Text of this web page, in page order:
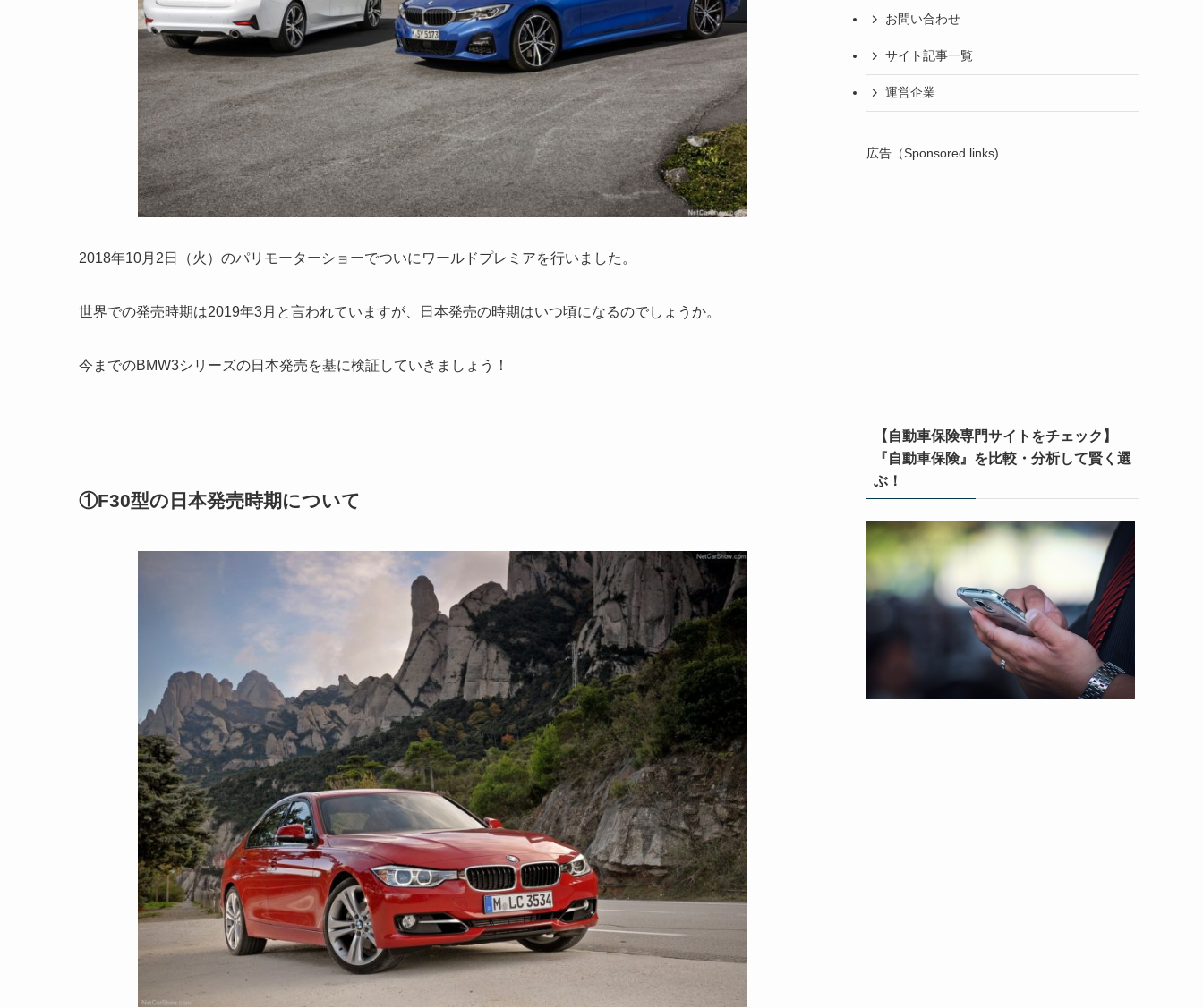
2018年10月2日（火）のパリモーターショーでついにワールドプレミアを行いました。
世界での発売時期は2019年3月と言われていますが、日本発売の時期はいつ頃になるのでしょうか。
今までのBMW3シリーズの日本発売を基に検証していきましょう！
①F30型の日本発売時期について
お問い合わせ
サイト記事一覧
運営企業
広告（Sponsored links)
【自動車保険専門サイトをチェック】
『自動車保険』を比較・分析して賢く選
ぶ！